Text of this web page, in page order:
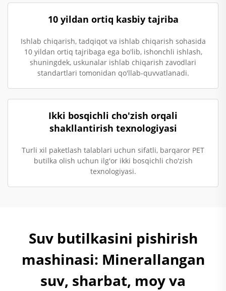
10 yildan ortiq kasbiy tajriba
Ishlab chiqarish, tadqiqot va ishlab chiqarish sohasida
10 yildan ortiq tajribaga ega bo'lib, ishonchli ishlash,
shuningdek, uskunalar ishlab chiqarish zavodlari
standartlari tomonidan qo'llab-quvvatlanadi.
Ikki bosqichli cho'zish orqali
shakllantirish texnologiyasi
Turli xil paketlash talablari uchun sifatli, barqaror PET
butilka olish uchun ilg'or ikki bosqichli cho'zish
texnologiyasi.
Suv butilkasini pishirish
mashinasi: Minerallangan
suv, sharbat, moy va